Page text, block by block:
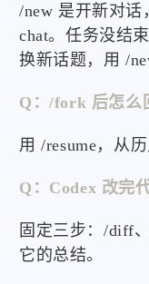
/new 是开新对话
chat。任务没结
换新话题，用 /
Q：/fork 后怎么
用 /resume，从
Q：Codex 改完
固定三步：/diff
它的总结。